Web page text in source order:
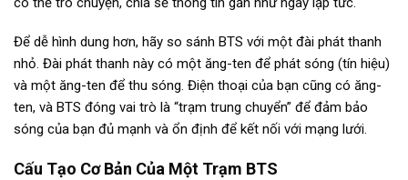
Để dễ hình dung hơn, hãy so sánh BTS với một đài phát thanh
nhỏ. Đài phát thanh này có một ăng-ten để phát sóng (tín hiệu)
và một ăng-ten để thu sóng. Điện thoại của bạn cũng có ăng-
ten, và BTS đóng vai trò là “trạm trung chuyển” để đảm bảo
sóng của bạn đủ mạnh và ổn định để kết nối với mạng lưới.
Cấu Tạo Cơ Bản Của Một Trạm BTS